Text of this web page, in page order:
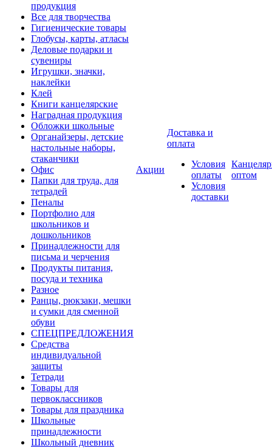
продукция
Все для творчества
Гигиенические товары
Глобусы, карты, атласы
Деловые подарки и
сувениры
Игрушки, значки,
наклейки
Клей
Книги канцелярские
Наградная продукция
Обложки школьные
Органайзеры, детские
настольные наборы,
стаканчики
Офис
Папки для труда, для
тетрадей
Пеналы
Портфолио для
школьников и
дошкольников
Принадлежности для
письма и черчения
Продукты питания,
посуда и техника
Разное
Ранцы, рюкзаки, мешки
и сумки для сменной
обуви
СПЕЦПРЕДЛОЖЕНИЯ
Средства
индивидуальной
защиты
Тетради
Товары для
первоклассников
Товары для праздника
Школьные
принадлежности
Школьный дневник
Акции
Доставка и
оплата
Условия
оплаты
Условия
доставки
оптом